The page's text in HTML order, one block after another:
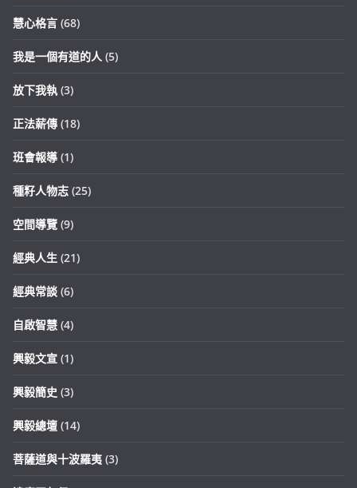
慧心格言 (68)
我是一個有道的人 (5)
放下我執 (3)
正法薪傳 (18)
班會報導 (1)
種籽人物志 (25)
空間導覽 (9)
經典人生 (21)
經典常談 (6)
自啟智慧 (4)
興毅文宣 (1)
興毅簡史 (3)
興毅總壇 (14)
菩薩道與十波羅夷 (3)